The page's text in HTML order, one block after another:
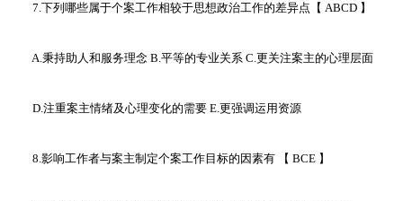
7.下列哪些属于个案工作相较于思想政治工作的差异点【 ABCD 】
A.秉持助人和服务理念 B.平等的专业关系 C.更关注案主的心理层面
D.注重案主情绪及心理变化的需要 E.更强调运用资源
8.影响工作者与案主制定个案工作目标的因素有 【 BCE 】